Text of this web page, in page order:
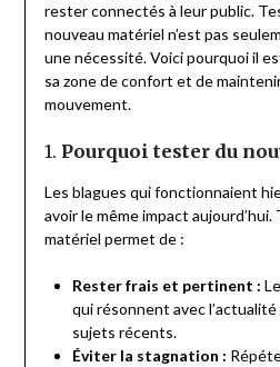
rester connectés à leur public.
nouveau matériel n’est pas
une nécessité. Voici pourquoi il
sa zone de confort et de
mouvement.
1. Pourquoi tester du
Les blagues qui fonctionnaient
avoir le même impact
matériel permet de :
Rester frais et pertinent :
qui résonnent avec
sujets récents.
Éviter la stagnation :